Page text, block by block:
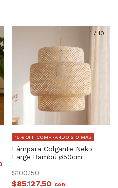
1 /10
Lámpara Colgante Neko
Large Bambú ø50cm
$100.150
15% OFF COMPRANDO 2 O MÁS
$85.127,50 con